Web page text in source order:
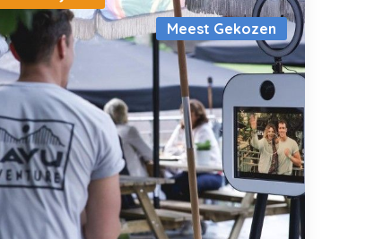
Meest Gekozen